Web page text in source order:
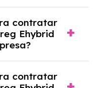
de solvencia
contratar
Ehybrid
y, en algunos
contratar